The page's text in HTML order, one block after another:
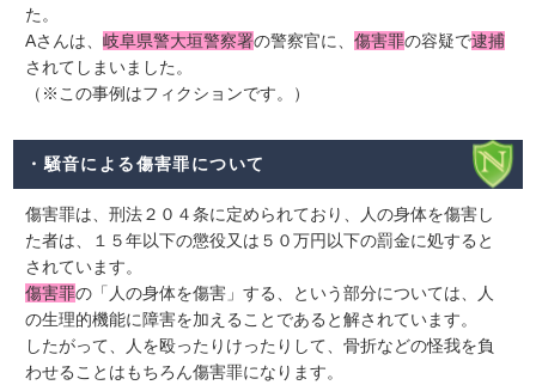
た。
Aさんは、岐阜県警大垣警察署の警察官に、傷害罪の容疑で逮捕
されてしまいました。
（※この事例はフィクションです。）
・騒音による傷害罪について
傷害罪は、刑法２０４条に定められており、人の身体を傷害し
た者は、１５年以下の懲役又は５０万円以下の罰金に処すると
されています。
傷害罪の「人の身体を傷害」する、という部分については、人
の生理的機能に障害を加えることであると解されています。
したがって、人を殴ったりけったりして、骨折などの怪我を負
わせることはもちろん傷害罪になります。